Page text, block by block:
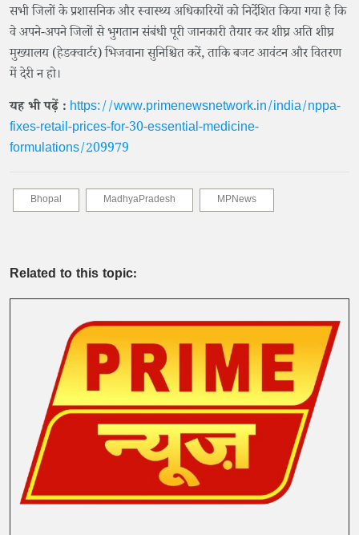
सभी जिलों के प्रशासनिक और स्वास्थ्य अधिकारियों को निर्देशित किया गया है कि
वे अपने-अपने जिलों से भुगतान संबंधी पूरी जानकारी तैयार कर शीघ्र अति शीघ्र
मुख्यालय (हेडक्वार्टर) भिजवाना सुनिश्चित करें, ताकि बजट आवंटन और वितरण
में देरी न हो।
यह भी पढ़ें : https://www.primenewsnetwork.in/india/nppa-
fixes-retail-prices-for-30-essential-medicine-
formulations/209979
Bhopal MadhyaPradesh MPNews
Related to this topic: